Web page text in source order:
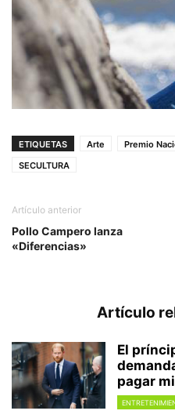
ETIQUETAS Arte Premio
SECULTURA
Artículo anterior
Pollo Campero lanza
«Diferencias»
Artículo
El
pagar